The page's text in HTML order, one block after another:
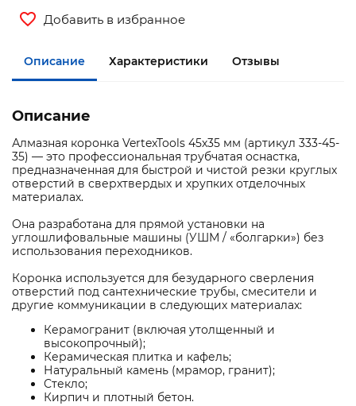
Добавить в избранное
Описание Характеристики Отзывы
Описание
Алмазная коронка VertexTools 45х35 мм (артикул 333-45-
35) — это профессиональная трубчатая оснастка,
предназначенная для быстрой и чистой резки круглых
отверстий в сверхтвердых и хрупких отделочных
материалах.
Она разработана для прямой установки на
углошлифовальные машины (УШМ / «болгарки») без
использования переходников.
Коронка используется для безударного сверления
отверстий под сантехнические трубы, смесители и
другие коммуникации в следующих материалах:
Керамогранит (включая утолщенный и
высокопрочный);
Керамическая плитка и кафель;
Натуральный камень (мрамор, гранит);
Стекло;
Кирпич и плотный бетон.